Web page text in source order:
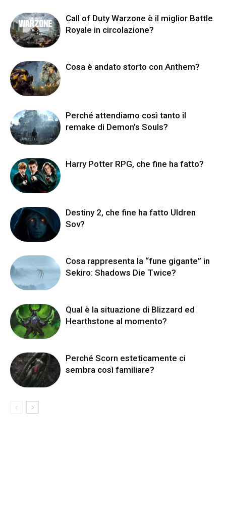
Call of Duty Warzone è il miglior Battle
Royale in circolazione?
Cosa è andato storto con Anthem?
Perché attendiamo così tanto il
remake di Demon’s Souls?
Harry Potter RPG, che fine ha fatto?
Destiny 2, che fine ha fatto Uldren
Sov?
Cosa rappresenta la “fune gigante” in
Sekiro: Shadows Die Twice?
Qual è la situazione di Blizzard ed
Hearthstone al momento?
Perché Scorn esteticamente ci
sembra così familiare?